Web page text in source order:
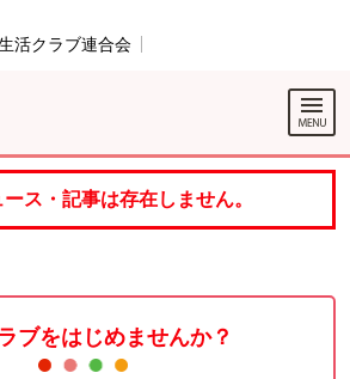
活クラブ連合会
メニューです。
をスキップする
ここまで。
ス・記事は存在しません。
ブをはじめませんか？